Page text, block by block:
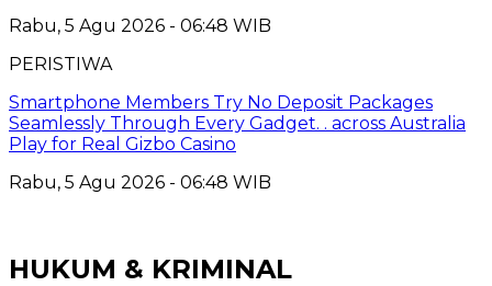
Rabu, 5 Agu 2026 - 06:48 WIB
PERISTIWA
Smartphone Members Try No Deposit Packages
Seamlessly Through Every Gadget. . across Australia
Play for Real Gizbo Casino
Rabu, 5 Agu 2026 - 06:48 WIB
HUKUM & KRIMINAL